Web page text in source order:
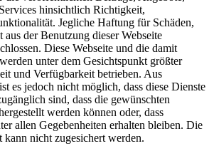
hinsichtlich Richtigkeit,
Jegliche Haftung für Schäden,
der Benutzung dieser Webseite
Diese Webseite und die damit
unter dem Gesichtspunkt größter
und Verfügbarkeit betrieben. Aus
es jedoch nicht möglich, dass diese Dienste
sind, dass die gewünschten
werden können oder, dass
allen Gegebenheiten erhalten bleiben. Die
kann nicht zugesichert werden.